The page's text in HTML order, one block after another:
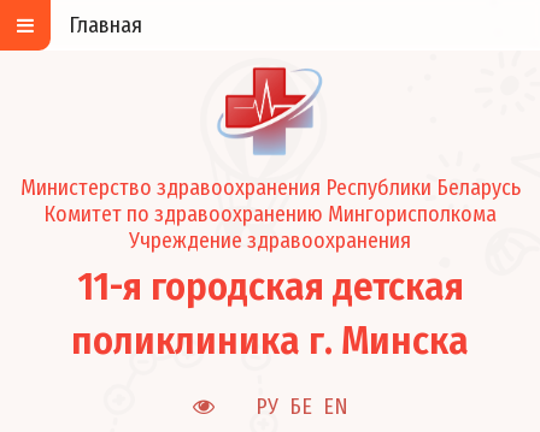
Министерство здравоохранения Республики Беларусь
Комитет по здравоохранению Мингорисполкома
Учреждение здравоохранения
11-я городская детская
поликлиника г. Минска
РУ БЕ EN
Главная